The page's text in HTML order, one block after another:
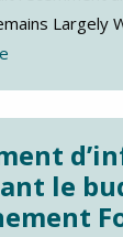
Largely
le